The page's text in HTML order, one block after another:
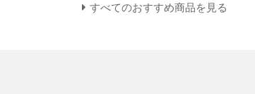
すべてのおすすめ商品を見る